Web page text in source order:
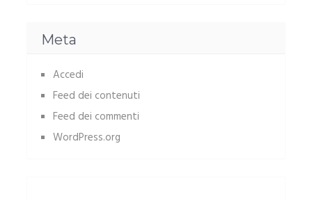
Meta
Accedi
Feed dei contenuti
Feed dei commenti
WordPress.org